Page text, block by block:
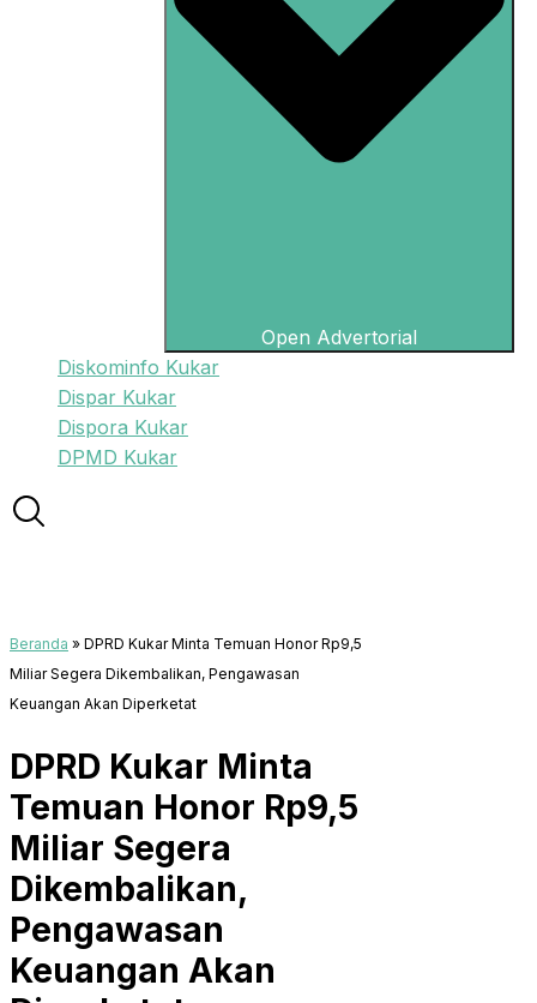
Open Advertorial
Diskominfo Kukar
Dispar Kukar
Dispora Kukar
DPMD Kukar
Beranda » DPRD Kukar Minta Temuan Honor Rp9,5
Miliar Segera Dikembalikan, Pengawasan
Keuangan Akan Diperketat
DPRD Kukar Minta
Temuan Honor Rp9,5
Miliar Segera
Dikembalikan,
Pengawasan
Keuangan Akan